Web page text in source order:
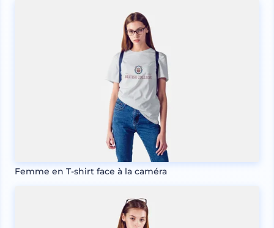
Femme en T-shirt face à la caméra